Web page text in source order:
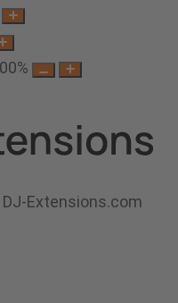
%
DJ-Extensions.com